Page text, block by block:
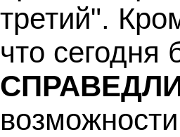
третий".
что сегодня